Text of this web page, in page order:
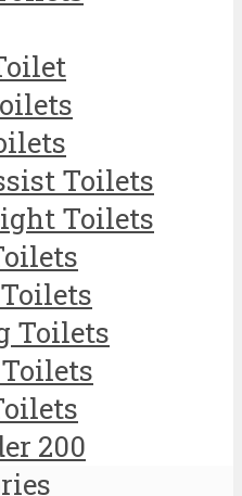
Toilets
Toilets
Toilets
200